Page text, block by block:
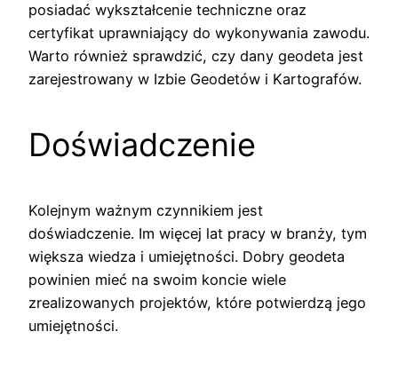
posiadać wykształcenie techniczne oraz
certyfikat uprawniający do wykonywania zawodu.
Warto również sprawdzić, czy dany geodeta jest
zarejestrowany w Izbie Geodetów i Kartografów.
Doświadczenie
Kolejnym ważnym czynnikiem jest
doświadczenie. Im więcej lat pracy w branży, tym
większa wiedza i umiejętności. Dobry geodeta
powinien mieć na swoim koncie wiele
zrealizowanych projektów, które potwierdzą jego
umiejętności.